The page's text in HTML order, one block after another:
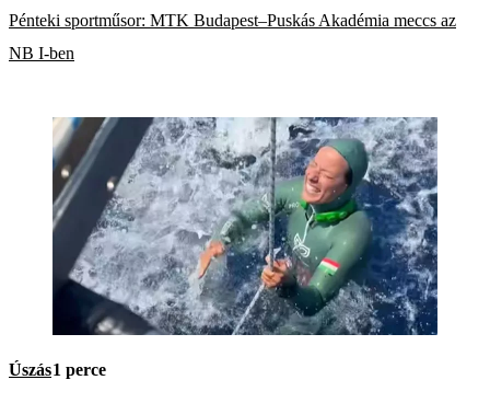
Pénteki sportműsor: MTK Budapest–Puskás Akadémia meccs az
NB I-ben
Úszás1 perce